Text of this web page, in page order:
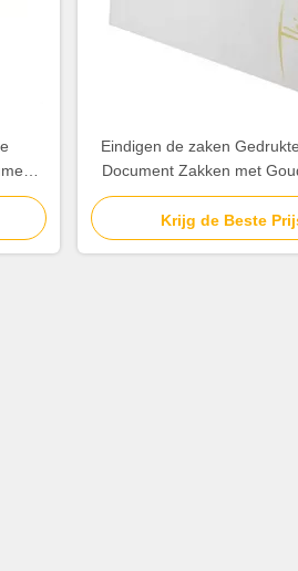
Eindigen de zaken
Document Zakken met
Stempelen
Krijg de Beste